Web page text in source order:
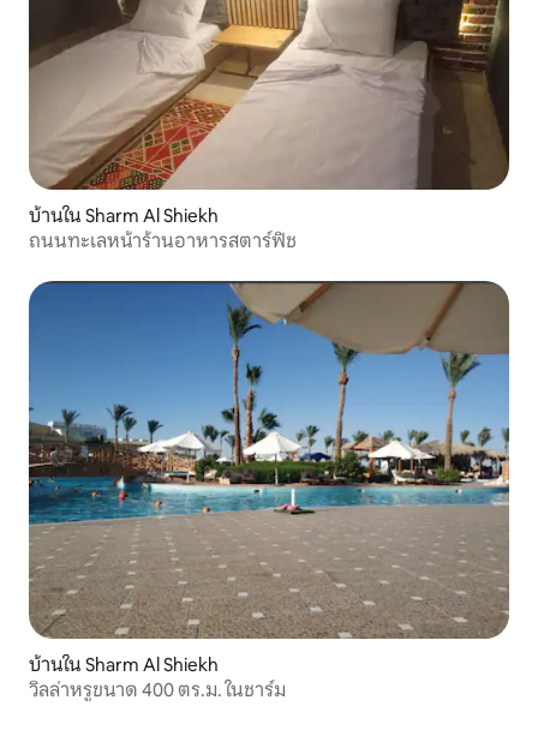
บ้านใน Sharm Al Shiekh
ถนนทะเลหน้าร้านอาหารสตาร์ฟิช
บ้านใน Sharm Al Shiekh
วิลล่าหรูขนาด 400 ตร.ม. ในชาร์ม